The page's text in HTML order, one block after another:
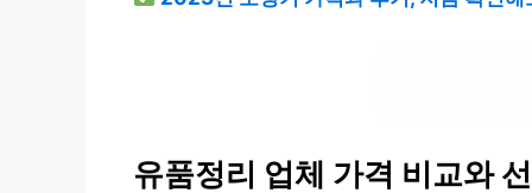
유품정리 업체 가격 비교와